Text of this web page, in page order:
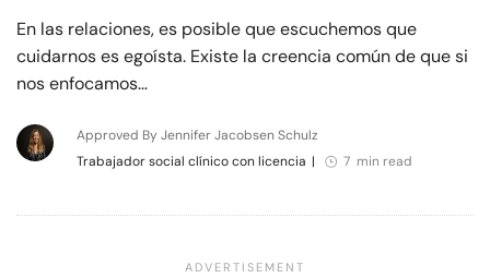
En las relaciones, es posible que escuchemos que
cuidarnos es egoísta. Existe la creencia común de que si
nos enfocamos…
Approved By Jennifer Jacobsen Schulz
Trabajador social clínico con licencia | 7 min read